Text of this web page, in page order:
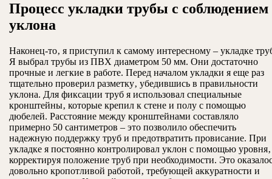
Процесс укладки трубы с соблюдением
уклона
Наконец-то‚ я приступил к самому интересному – укладке
Я выбрал трубы из ПВХ диаметром 50 мм. Они достаточно
прочные и легкие в работе. Перед началом укладки я еще раз
тщательно проверил разметку‚ убедившись в правильности
уклона. Для фиксации труб я использовал специальные
кронштейны‚ которые крепил к стене и полу с помощью
дюбелей. Расстояние между кронштейнами составляло
примерно 50 сантиметров – это позволило обеспечить
надежную поддержку труб и предотвратить провисание. При
укладке я постоянно контролировал уклон с помощью уровня‚
корректируя положение труб при необходимости. Это
довольно кропотливой работой‚ требующей аккуратности и